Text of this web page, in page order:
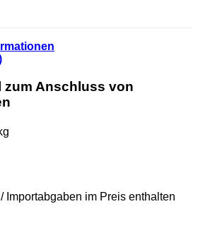
zum Anschluss von
Importabgaben im Preis enthalten